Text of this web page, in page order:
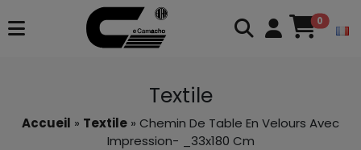
0
Textile
Accueil » Textile » Chemin De Table En Velours Avec
Impression- _33x180 Cm